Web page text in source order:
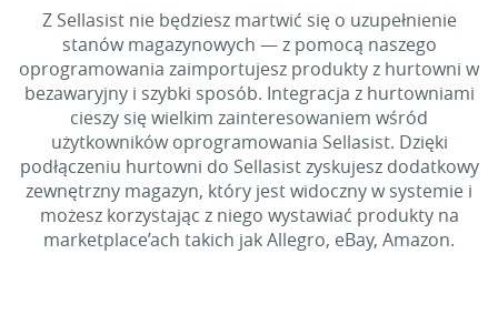
Z Sellasist nie będziesz martwić się o uzupełnienie
stanów magazynowych — z pomocą naszego
oprogramowania zaimportujesz produkty z hurtowni w
bezawaryjny i szybki sposób. Integracja z hurtowniami
cieszy się wielkim zainteresowaniem wśród
użytkowników oprogramowania Sellasist. Dzięki
podłączeniu hurtowni do Sellasist zyskujesz dodatkowy
zewnętrzny magazyn, który jest widoczny w systemie i
możesz korzystając z niego wystawiać produkty na
marketplace’ach takich jak Allegro, eBay, Amazon.